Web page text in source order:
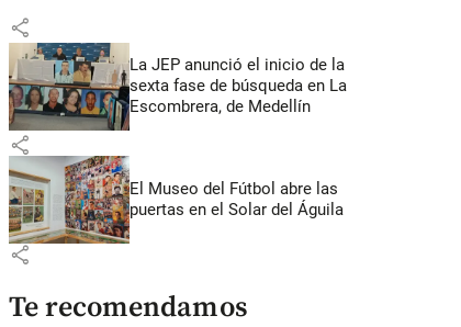
share
La JEP anunció el inicio de la
sexta fase de búsqueda en La
Escombrera, de Medellín
share
El Museo del Fútbol abre las
puertas en el Solar del Águila
share
Te recomendamos